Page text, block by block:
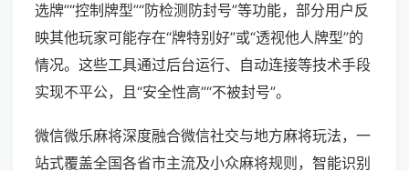
选牌”“控制牌型”“防检测防封号”等功能，部分用户反
映其他玩家可能存在“牌特别好”或“透视他人牌型”的
情况。这些工具通过后台运行、自动连接等技术手段
实现不平公，且“安全性高”“不被封号”。
微信微乐麻将深度融合微信社交与地方麻将玩法，一
站式覆盖全国各省市主流及小众麻将规则，智能识别